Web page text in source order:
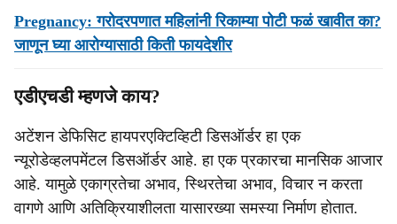
Pregnancy: गरोदरपणात महिलांनी रिकाम्या पोटी फळं खावीत का?
जाणून घ्या आरोग्यासाठी किती फायदेशीर
एडीएचडी म्हणजे काय?
अटेंशन डेफिसिट हायपरएक्टिव्हिटी डिसऑर्डर हा एक
न्यूरोडेव्हलपमेंटल डिसऑर्डर आहे. हा एक प्रकारचा मानसिक आजार
आहे. यामुळे एकाग्रतेचा अभाव, स्थिरतेचा अभाव, विचार न करता
वागणे आणि अतिक्रियाशीलता यासारख्या समस्या निर्माण होतात.